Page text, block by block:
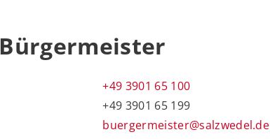
+49 3901 65 100
+49 3901 65 199
buergermeister@salzwedel.de